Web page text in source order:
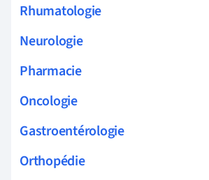
Rhumatologie
Neurologie
Pharmacie
Oncologie
Gastroentérologie
Orthopédie